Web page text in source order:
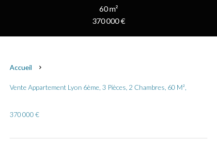
60 m²
370 000 €
Accueil
Vente Appartement Lyon 6ème, 3 Pièces, 2 Chambres, 60 M²,
370 000 €